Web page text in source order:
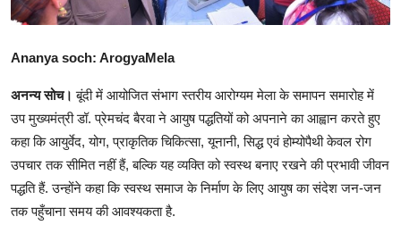
ट्रेंडिंग
Ananya soch: ArogyaMela
अनन्य सोच।बूंदी में आयोजित संभाग स्तरीय आरोग्यम मेला के समापन समारोह में
उप मुख्यमंत्री डॉ. प्रेमचंद बैरवा ने आयुष पद्धतियों को अपनाने का आह्वान करते हुए
कहा कि आयुर्वेद, योग, प्राकृतिक चिकित्सा, यूनानी, सिद्ध एवं होम्योपैथी केवल रोग
उपचार तक सीमित नहीं हैं, बल्कि यह व्यक्ति को स्वस्थ बनाए रखने की प्रभावी जीवन
पद्धति हैं. उन्होंने कहा कि स्वस्थ समाज के निर्माण के लिए आयुष का संदेश जन-जन
तक पहुँचाना समय की आवश्यकता है.